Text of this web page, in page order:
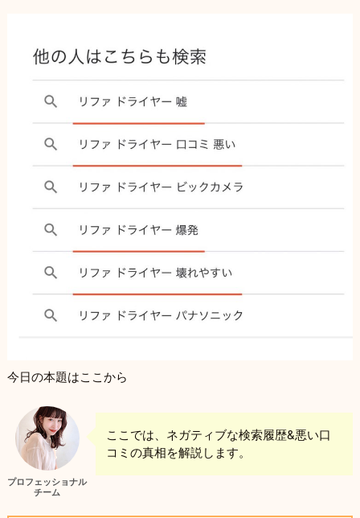
今日の本題はここから
プロフェッショナル
チーム
ここでは、ネガティブな検索履歴&悪い口
コミの真相を解説します。